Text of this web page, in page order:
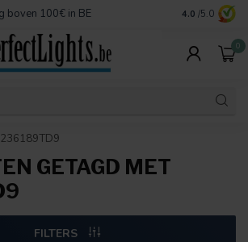
boven 100€ in BE Veilige
4.0 /5.0
0
236189TD9
GETAGD MET
FILTERS